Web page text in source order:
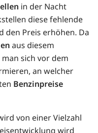
in der Nacht
diese fehlende
den Preis erhöhen. Da
aus diesem
sich vor dem
an welcher
Benzinpreise
von einer Vielzahl
wird